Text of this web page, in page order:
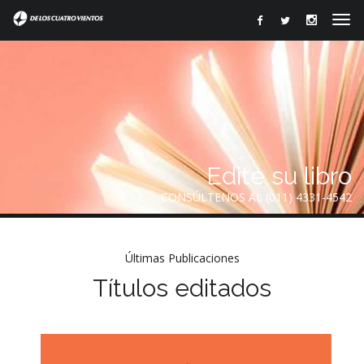
Edite su libro
CONSÚLTENOS AL (011) 4331-4542
Últimas Publicaciones
Títulos editados